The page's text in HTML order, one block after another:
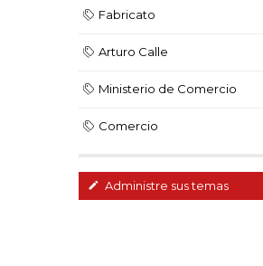
Fabricato
Arturo Calle
Ministerio de Comercio
Comercio
Administre sus temas